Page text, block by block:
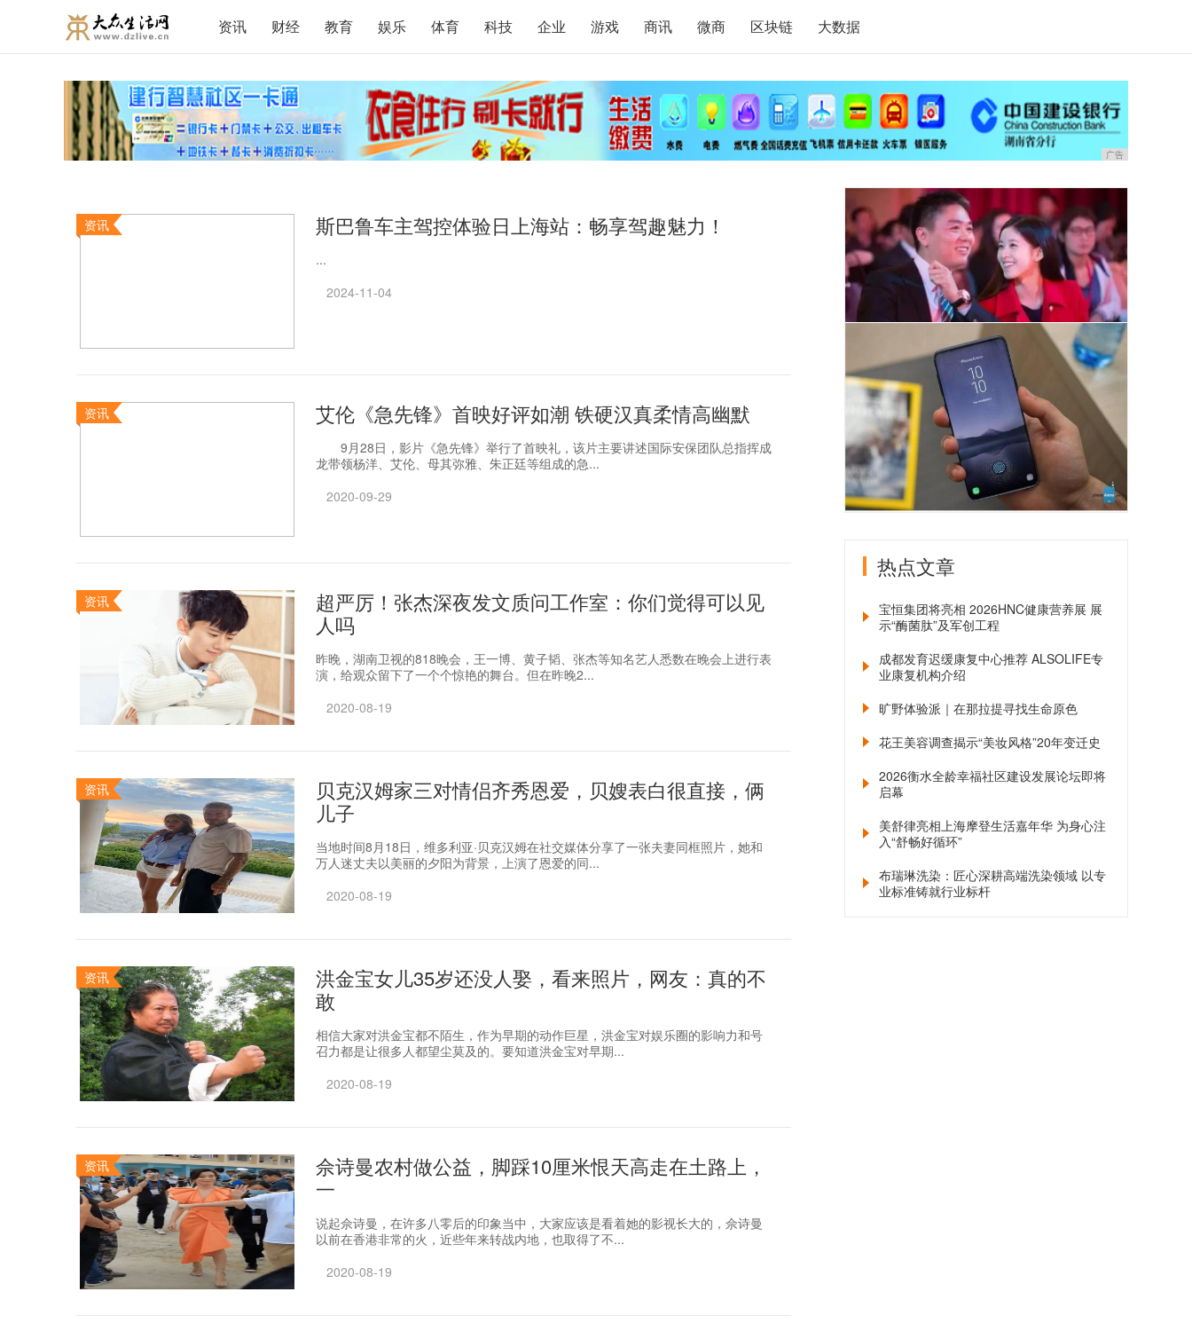
资讯 财经 教育 娱乐 体育 科技 企业 游戏 商讯 微商 区块链 大数据
广告
资讯 斯巴鲁车主驾控体验日上海站：畅享驾趣魅力！
...
2024-11-04
资讯 艾伦《急先锋》首映好评如潮 铁硬汉真柔情高幽默
9月28日，影片《急先锋》举行了首映礼，该片主要讲述国际安保团队总指挥成
龙带领杨洋、艾伦、母其弥雅、朱正廷等组成的急...
2020-09-29
资讯
超严厉！张杰深夜发文质问工作室：你们觉得可以见
人吗
昨晚，湖南卫视的818晚会，王一博、黄子韬、张杰等知名艺人悉数在晚会上进行表
演，给观众留下了一个个惊艳的舞台。但在昨晚2...
2020-08-19
资讯
贝克汉姆家三对情侣齐秀恩爱，贝嫂表白很直接，俩
儿子
当地时间8月18日，维多利亚·贝克汉姆在社交媒体分享了一张夫妻同框照片，她和
万人迷丈夫以美丽的夕阳为背景，上演了恩爱的同...
2020-08-19
资讯
洪金宝女儿35岁还没人娶，看来照片，网友：真的不
敢
相信大家对洪金宝都不陌生，作为早期的动作巨星，洪金宝对娱乐圈的影响力和号
召力都是让很多人都望尘莫及的。要知道洪金宝对早期...
2020-08-19
资讯
佘诗曼农村做公益，脚踩10厘米恨天高走在土路上，
一
说起佘诗曼，在许多八零后的印象当中，大家应该是看着她的影视长大的，佘诗曼
以前在香港非常的火，近些年来转战内地，也取得了不...
2020-08-19
热点文章
宝恒集团将亮相 2026HNC健康营养展 展
示“酶菌肽”及军创工程
成都发育迟缓康复中心推荐 ALSOLIFE专
业康复机构介绍
旷野体验派｜在那拉提寻找生命原色
花王美容调查揭示“美妆风格”20年变迁史
2026衡水全龄幸福社区建设发展论坛即将
启幕
美舒律亮相上海摩登生活嘉年华 为身心注
入“舒畅好循环”
布瑞琳洗染：匠心深耕高端洗染领域 以专
业标准铸就行业标杆